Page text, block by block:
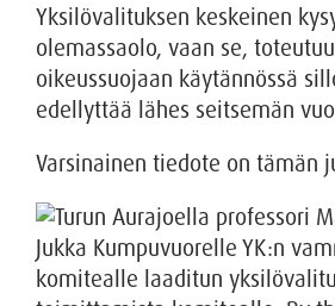
Yksilövalituksen keskeinen
olemassaolo, vaan se,
oikeussuojaan käytännössä
edellyttää lähes seitsemän
Varsinainen tiedote on tämän